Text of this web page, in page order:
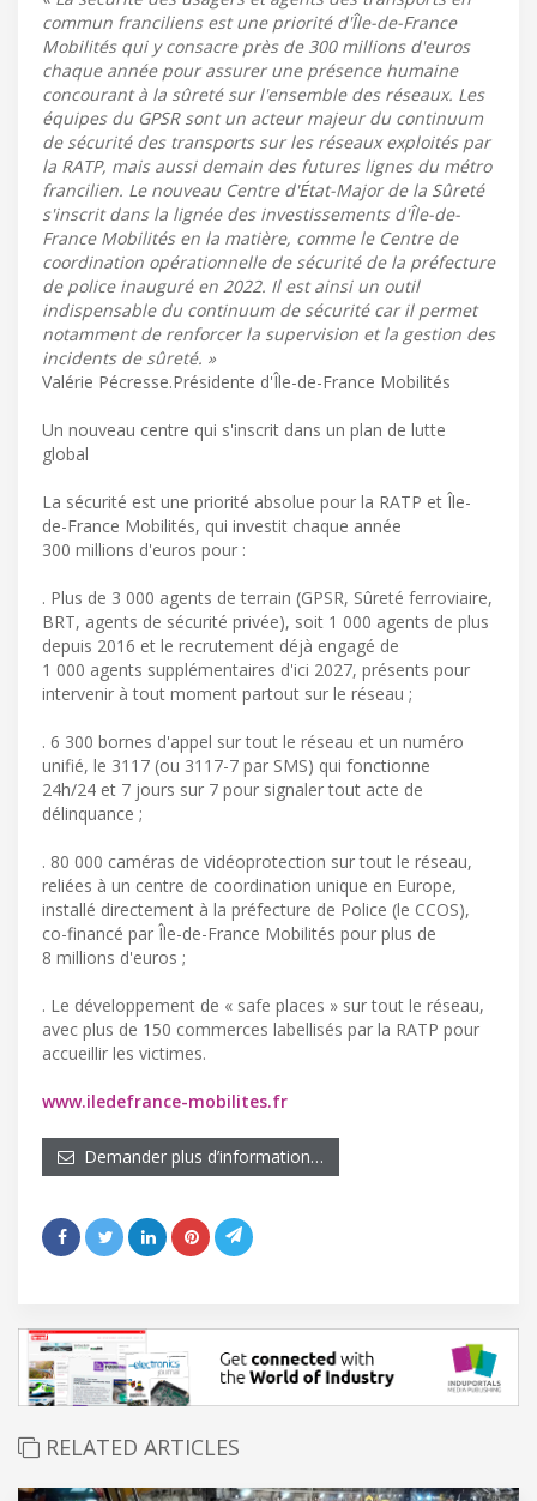
commun franciliens est une priorité d'Île-de-France
Mobilités qui y consacre près de 300 millions d'euros
chaque année pour assurer une présence humaine
concourant à la sûreté sur l'ensemble des réseaux. Les
équipes du GPSR sont un acteur majeur du continuum
de sécurité des transports sur les réseaux exploités par
la RATP, mais aussi demain des futures lignes du métro
francilien. Le nouveau Centre d'État-Major de la Sûreté
s'inscrit dans la lignée des investissements d'Île-de-
France Mobilités en la matière, comme le Centre de
coordination opérationnelle de sécurité de la préfecture
de police inauguré en 2022. Il est ainsi un outil
indispensable du continuum de sécurité car il permet
notamment de renforcer la supervision et la gestion des
incidents de sûreté. »
Valérie Pécresse.Présidente d'Île-de-France Mobilités
Un nouveau centre qui s'inscrit dans un plan de lutte
global
La sécurité est une priorité absolue pour la RATP et Île-
de-France Mobilités, qui investit chaque année
300 millions d'euros pour :
. Plus de 3 000 agents de terrain (GPSR, Sûreté ferroviaire,
BRT, agents de sécurité privée), soit 1 000 agents de plus
depuis 2016 et le recrutement déjà engagé de
1 000 agents supplémentaires d'ici 2027, présents pour
intervenir à tout moment partout sur le réseau ;
. 6 300 bornes d'appel sur tout le réseau et un numéro
unifié, le 3117 (ou 3117-7 par SMS) qui fonctionne
24h/24 et 7 jours sur 7 pour signaler tout acte de
délinquance ;
. 80 000 caméras de vidéoprotection sur tout le réseau,
reliées à un centre de coordination unique en Europe,
installé directement à la préfecture de Police (le CCOS),
co-financé par Île-de-France Mobilités pour plus de
8 millions d'euros ;
. Le développement de « safe places » sur tout le réseau,
avec plus de 150 commerces labellisés par la RATP pour
accueillir les victimes.
www.iledefrance-mobilites.fr
Demander plus d’information…
RELATED ARTICLES